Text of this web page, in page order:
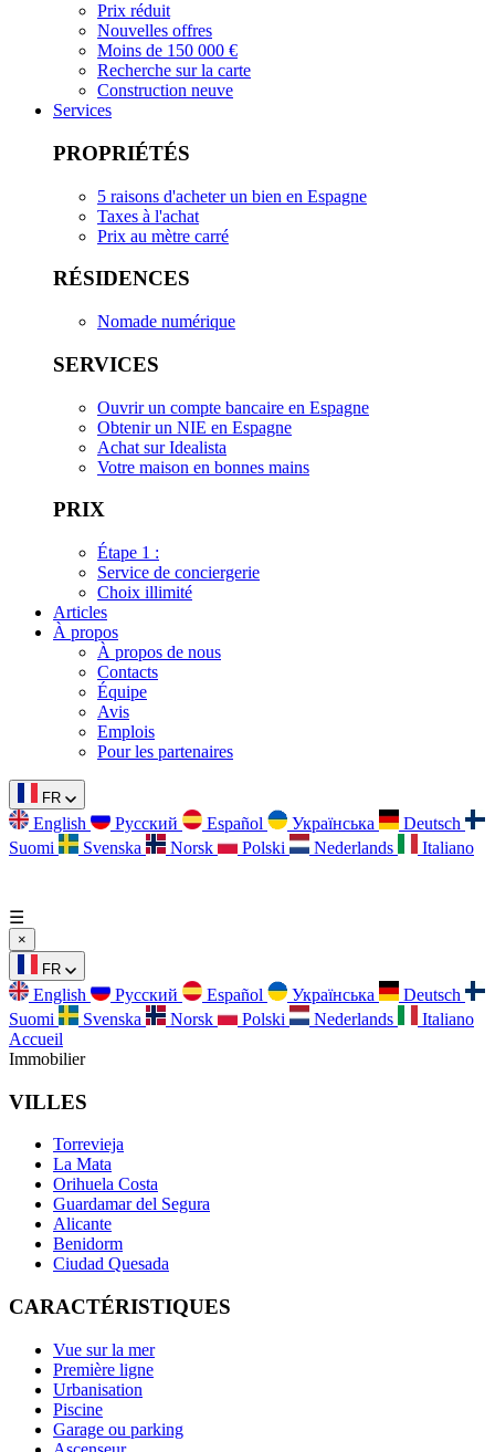
Prix réduit
Nouvelles offres
Moins de 150 000 €
Recherche sur la carte
Construction neuve
Services
PROPRIÉTÉS
5 raisons d'acheter un bien en Espagne
Taxes à l'achat
Prix au mètre carré
RÉSIDENCES
Nomade numérique
SERVICES
Ouvrir un compte bancaire en Espagne
Obtenir un NIE en Espagne
Achat sur Idealista
Votre maison en bonnes mains
PRIX
Étape 1 :
Service de conciergerie
Choix illimité
Articles
À propos
À propos de nous
Contacts
Équipe
Avis
Emplois
Pour les partenaires
FR
English Русский Español Українська
Deutsch
Suomi
Svenska Norsk Polski Nederlands Italiano
☰
×
FR
English Русский Español Українська
Deutsch
Suomi
Svenska Norsk Polski Nederlands
Italiano
Accueil
Immobilier
VILLES
Torrevieja
La Mata
Orihuela Costa
Guardamar del Segura
Alicante
Benidorm
Ciudad Quesada
CARACTÉRISTIQUES
Vue sur la mer
Première ligne
Urbanisation
Piscine
Garage ou parking